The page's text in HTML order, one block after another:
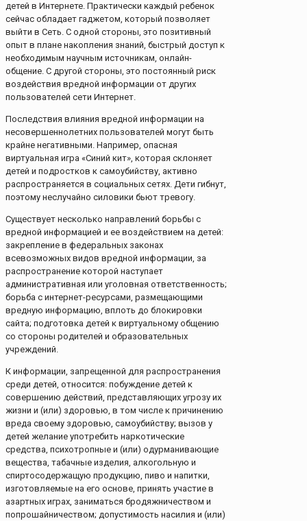
детей в Интернете. Практически каждый ребенок
сейчас обладает гаджетом, который позволяет
выйти в Сеть. С одной стороны, это позитивный
опыт в плане накопления знаний, быстрый доступ к
необходимым научным источникам, онлайн-
общение. С другой стороны, это постоянный риск
воздействия вредной информации от других
пользователей сети Интернет.
Последствия влияния вредной информации на
несовершеннолетних пользователей могут быть
крайне негативными. Например, опасная
виртуальная игра «Синий кит», которая склоняет
детей и подростков к самоубийству, активно
распространяется в социальных сетях. Дети гибнут,
поэтому неслучайно силовики бьют тревогу.
Существует несколько направлений борьбы с
вредной информацией и ее воздействием на детей:
закрепление в федеральных законах
всевозможных видов вредной информации, за
распространение которой наступает
административная или уголовная ответственность;
борьба с интернет-ресурсами, размещающими
вредную информацию, вплоть до блокировки
сайта; подготовка детей к виртуальному общению
со стороны родителей и образовательных
учреждений.
К информации, запрещенной для распространения
среди детей, относится: побуждение детей к
совершению действий, представляющих угрозу их
жизни и (или) здоровью, в том числе к причинению
вреда своему здоровью, самоубийству; вызов у
детей желание употребить наркотические
средства, психотропные и (или) одурманивающие
вещества, табачные изделия, алкогольную и
спиртосодержащую продукцию, пиво и напитки,
изготовляемые на его основе, принять участие в
азартных играх, заниматься бродяжничеством и
попрошайничеством; допустимость насилия и (или)